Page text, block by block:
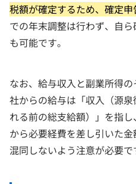
税額が確定するため、確定
での年末調整は行わず、自
も可能です。
なお、給与収入と副業所得
社からの給与は「収入（源
れる前の総支給額）」を指
から必要経費を差し引いた
混同しないよう注意が必要で